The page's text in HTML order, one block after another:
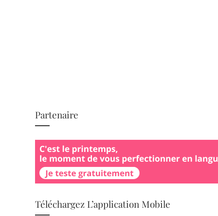
Partenaire
Téléchargez L’application Mobile